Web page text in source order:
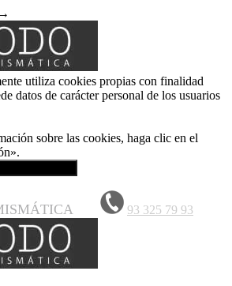
→
utiliza cookies propias con finalidad
datos de carácter personal de los usuarios
sobre las cookies, haga clic en el
93 325 79 93